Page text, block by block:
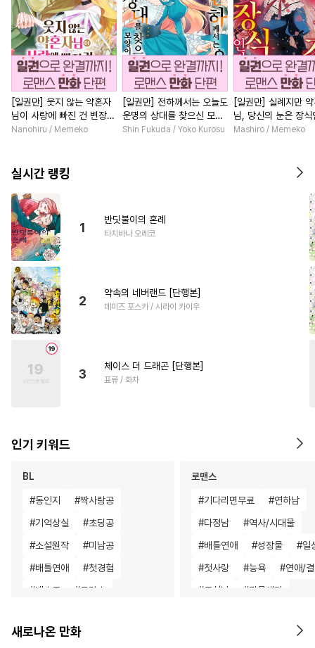
[일권만] 웃지 않는 약혼자
님이 사랑에 빠진 건 변장한
저인 것 같습니다 [단행본]
Nanohiru / Memeko
[일권만] 전하께서는 오늘도
운명의 상대를 찾으신 모양
이네요 (웃음) [단행본]
Shin Fukuda / Yoko Kurosu
[일권만] 실례지만
님, 당신의 눈은 장식
요? [단행본]
Mashiro / Memeko
실시간 랭킹
1
반딧불이의 혼례
타치바나 오레코
2
약속의 네버랜드 [단행본]
데미즈 포스카 / 시라이 카이우
3
체이스 더 드래곤 [단행본]
표류 / 화차
인기 키워드
BL
#동인지 #짝사랑공
#기억상실 #초딩공
#소설원작 #미남공
#배틀연애 #첫경험
#벤츠공 #군림수
#재회물 #장발
로맨스
#기다리면무료 #연하남
#다정남 #역사/시대물
#배틀연애 #성장물 #일
#첫사랑 #능욕 #연애/
#무심남 #명문세가
새로나온 만화